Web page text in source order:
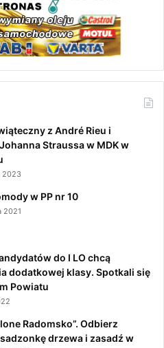
z André Rieu i
Straussa w MDK w
2023
w PP nr 10
2021
do I LO chcą
dodatkowej klasy. Spotkali się
Powiatu
Radomsko”. Odbierz
drzewa i zasadź w